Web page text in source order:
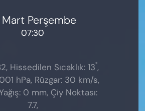
Mart Perşembe
07:30
Hissedilen Sıcaklık: 13°,
hPa, Rüzgar: 30 km/s,
0 mm, Çiy Noktası:
7.7,